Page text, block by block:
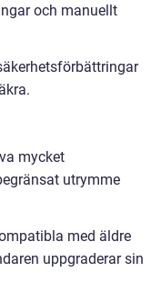
och manuellt
mycket
utrymme
med äldre
uppgraderar sin